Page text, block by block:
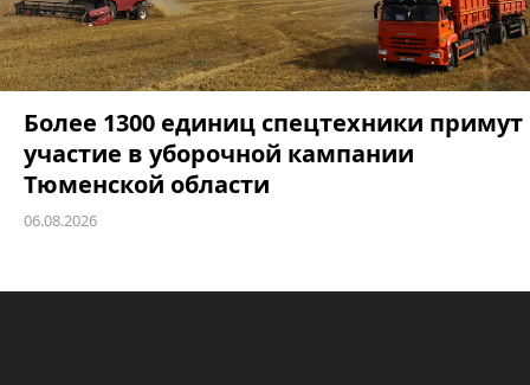
Более 1300 единиц спецтехники примут
участие в уборочной кампании
Тюменской области
06.08.2026